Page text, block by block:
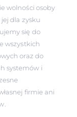
wolności osoby
dla zysku
się do
wszystkich
oraz do
systemów i
firmie ani